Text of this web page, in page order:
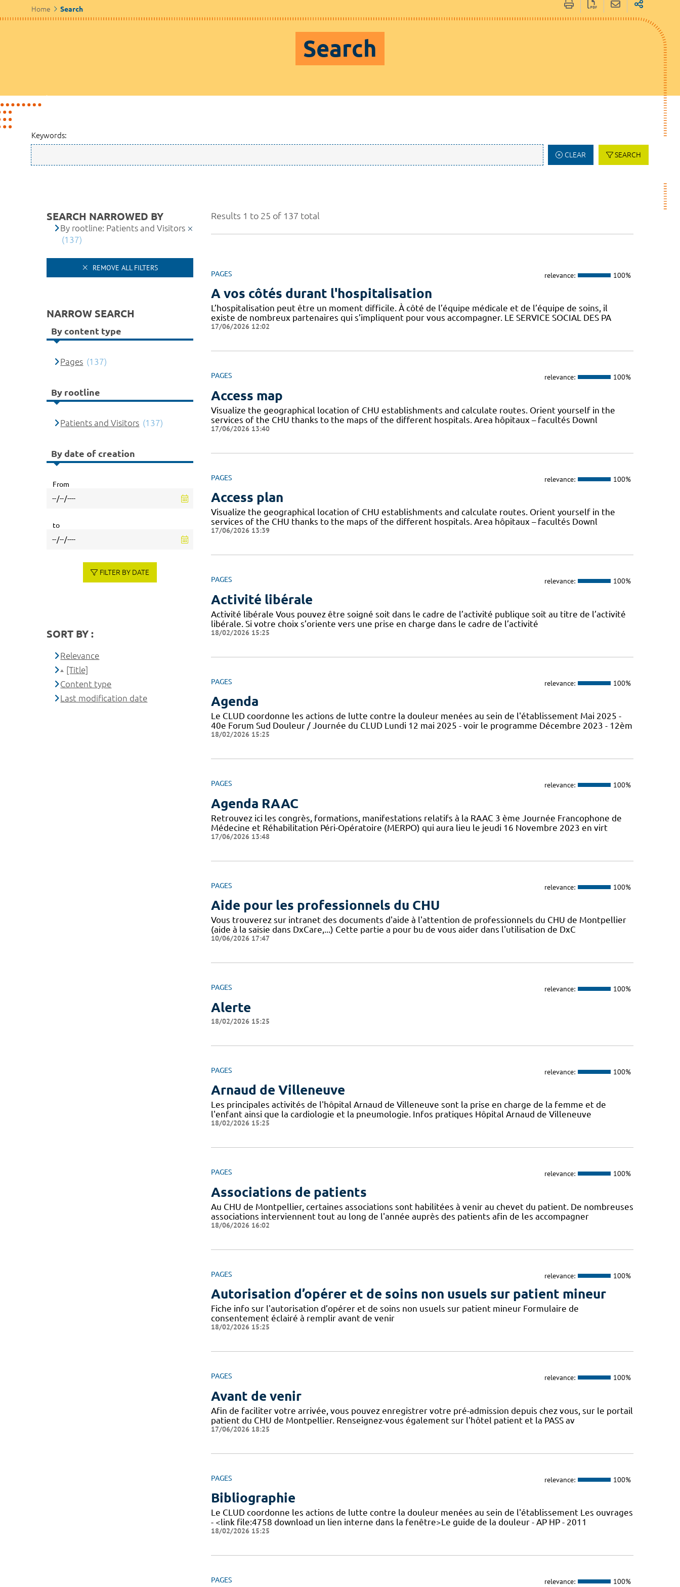
Home Search
Search
Keywords:
CLEAR SEARCH
Results 1 to 25 of 137 total
PAGES relevance: 100%
A vos côtés durant l'hospitalisation
L’hospitalisation peut être un moment difficile. À côté de l’équipe médicale et de l’équipe de soins, il
existe de nombreux partenaires qui s’impliquent pour vous accompagner. LE SERVICE SOCIAL DES PA
17/06/2026 12:02
PAGES relevance: 100%
Access map
Visualize the geographical location of CHU establishments and calculate routes. Orient yourself in the
services of the CHU thanks to the maps of the different hospitals. Area hôpitaux – facultés Downl
17/06/2026 13:40
PAGES relevance: 100%
Access plan
Visualize the geographical location of CHU establishments and calculate routes. Orient yourself in the
services of the CHU thanks to the maps of the different hospitals. Area hôpitaux – facultés Downl
17/06/2026 13:39
PAGES relevance: 100%
Activité libérale
Activité libérale Vous pouvez être soigné soit dans le cadre de l’activité publique soit au titre de l’activité
libérale. Si votre choix s’oriente vers une prise en charge dans le cadre de l’activité
18/02/2026 15:25
PAGES relevance: 100%
Agenda
Le CLUD coordonne les actions de lutte contre la douleur menées au sein de l'établissement Mai 2025 -
40e Forum Sud Douleur / Journée du CLUD Lundi 12 mai 2025 - voir le programme Décembre 2023 - 12èm
18/02/2026 15:25
PAGES relevance: 100%
Agenda RAAC
Retrouvez ici les congrès, formations, manifestations relatifs à la RAAC 3 ème Journée Francophone de
Médecine et Réhabilitation Péri-Opératoire (MERPO) qui aura lieu le jeudi 16 Novembre 2023 en virt
17/06/2026 13:48
PAGES relevance: 100%
Aide pour les professionnels du CHU
Vous trouverez sur intranet des documents d'aide à l'attention de professionnels du CHU de Montpellier
(aide à la saisie dans DxCare,...) Cette partie a pour bu de vous aider dans l'utilisation de DxC
10/06/2026 17:47
PAGES relevance: 100%
Alerte
18/02/2026 15:25
PAGES relevance: 100%
Arnaud de Villeneuve
Les principales activités de l'hôpital Arnaud de Villeneuve sont la prise en charge de la femme et de
l'enfant ainsi que la cardiologie et la pneumologie. Infos pratiques Hôpital Arnaud de Villeneuve
18/02/2026 15:25
PAGES relevance: 100%
Associations de patients
Au CHU de Montpellier, certaines associations sont habilitées à venir au chevet du patient. De nombreuses
associations interviennent tout au long de l'année auprès des patients afin de les accompagner
18/06/2026 16:02
PAGES relevance: 100%
Autorisation d’opérer et de soins non usuels sur patient mineur
Fiche info sur l'autorisation d’opérer et de soins non usuels sur patient mineur Formulaire de
consentement éclairé à remplir avant de venir
18/02/2026 15:25
PAGES relevance: 100%
Avant de venir
Afin de faciliter votre arrivée, vous pouvez enregistrer votre pré-admission depuis chez vous, sur le portail
patient du CHU de Montpellier. Renseignez-vous également sur l'hôtel patient et la PASS av
17/06/2026 18:25
PAGES relevance: 100%
Bibliographie
Le CLUD coordonne les actions de lutte contre la douleur menées au sein de l'établissement Les ouvrages
- <link file:4758 download un lien interne dans la fenêtre>Le guide de la douleur - AP HP - 2011
18/02/2026 15:25
PAGES relevance: 100%
SEARCH NARROWED BY
By rootline: Patients and Visitors
(137)
REMOVE ALL FILTERS
NARROW SEARCH
By content type
Pages (137)
By rootline
Patients and Visitors (137)
By date of creation
From
to
FILTER BY DATE
SORT BY :
Relevance
[Title]
Content type
Last modification date